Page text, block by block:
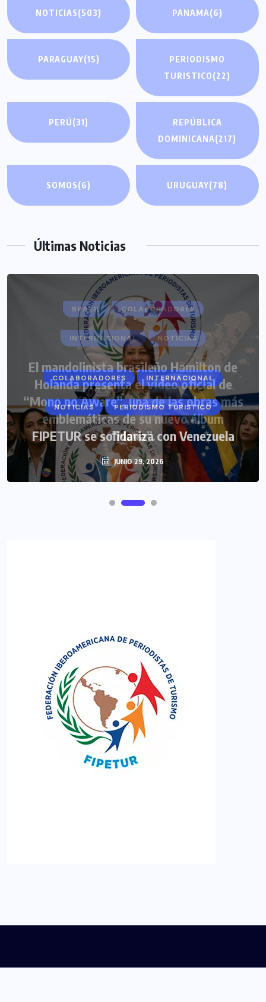
NOTICIAS(503) PANAMA(6)
PARAGUAY(15)
PERIODISMO
TURISTICO(22)
PERÚ(31)
REPÚBLICA
DOMINICANA(217)
SOMOS(6) URUGUAY(78)
Últimas Noticias
COLABORADORES INTERNACIONAL
NOTICIAS PERIODISMO TURISTICO
FIPETUR se solidariza con Venezuela
JUNIO 29, 2026